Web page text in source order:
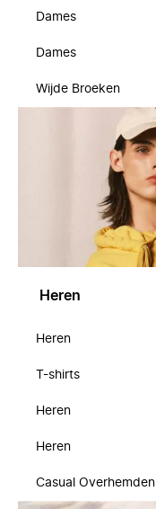
Dames
Dames
Wijde Broeken
Heren
Heren
T-shirts
Heren
Heren
Casual Overhemden